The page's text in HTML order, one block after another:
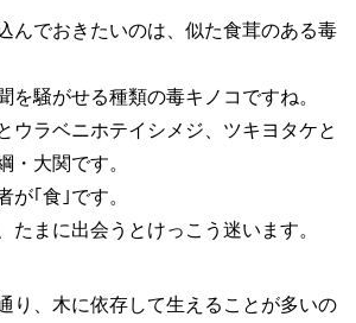
んでおきたいのは、似た食茸のある毒
を騒がせる種類の毒キノコですね。
ウラベニホテイシメジ、ツキヨタケと
・大関です。
が｢食｣です。
たまに出会うとけっこう迷います。
り、木に依存して生えることが多いの